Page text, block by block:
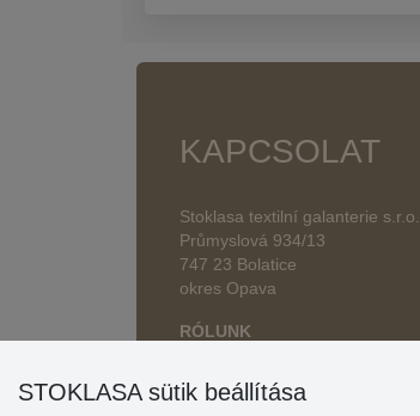
KAPCSOLAT
Stoklasa textilní galanterie s.r.o.
Průmyslová 934/13
747 23 Bolatice
okres Opava
RÓLUNK
STOKLASA sütik beállítása